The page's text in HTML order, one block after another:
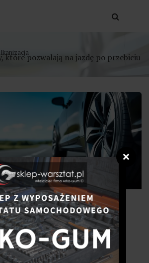
które pozwalają na jazdę po przebiciu
opony, które
na jazdę po
❌